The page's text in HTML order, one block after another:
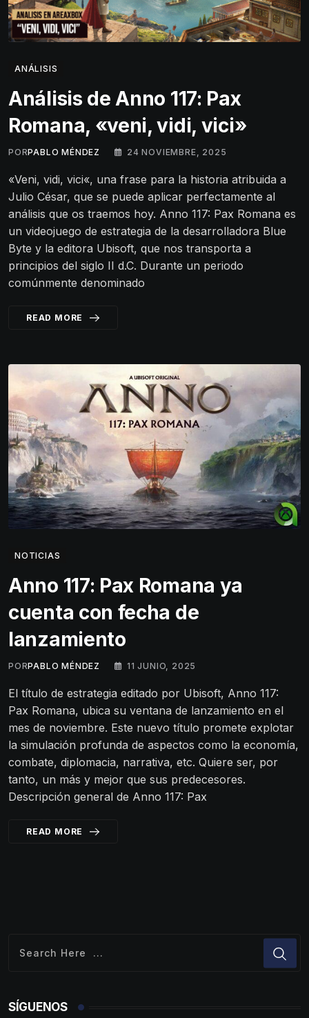
ANÁLISIS
Análisis de Anno 117: Pax
Romana, «veni, vidi, vici»
PORPABLO MÉNDEZ 24 NOVIEMBRE, 2025
«Veni, vidi, vici«, una frase para la historia atribuida a
Julio César, que se puede aplicar perfectamente al
análisis que os traemos hoy. Anno 117: Pax Romana es
un videojuego de estrategia de la desarrolladora Blue
Byte y la editora Ubisoft, que nos transporta a
principios del siglo II d.C. Durante un periodo
comúnmente denominado
READ MORE
NOTICIAS
Anno 117: Pax Romana ya
cuenta con fecha de
lanzamiento
PORPABLO MÉNDEZ 11 JUNIO, 2025
El título de estrategia editado por Ubisoft, Anno 117:
Pax Romana, ubica su ventana de lanzamiento en el
mes de noviembre. Este nuevo título promete explotar
la simulación profunda de aspectos como la economía,
combate, diplomacia, narrativa, etc. Quiere ser, por
tanto, un más y mejor que sus predecesores.
Descripción general de Anno 117: Pax
READ MORE
SÍGUENOS